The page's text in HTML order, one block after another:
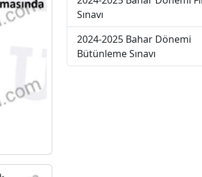
Sınavı
2024-2025 Bahar Dönemi
Bütünleme Sınavı